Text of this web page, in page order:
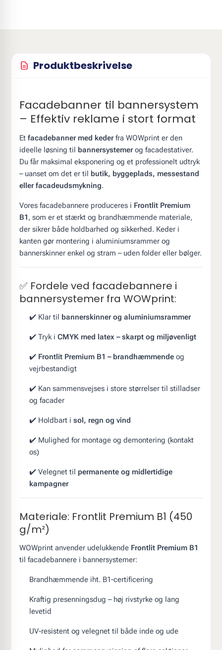
Produktbeskrivelse
Facadebanner til bannersystem
– Effektiv reklame i stort format
Etfacadebanner med keder fra WOWprint er den
ideelle løsning til bannersystemer og facadestativer.
Du får maksimal eksponering og et professionelt udtryk
– uanset om det er til butik, byggeplads, messestand
eller facadeudsmykning.
Vores facadebannere produceres i Frontlit Premium
B1, som er et stærkt og brandhæmmende materiale,
der sikrer både holdbarhed og sikkerhed. Keder i
kanten gør montering i aluminiumsrammer og
bannerskinner enkel og stram – uden folder eller bølger.
✅ Fordele ved facadebannere i
bannersystemer fra WOWprint:
✔️ Klar til bannerskinner og aluminiumsrammer
✔️ Tryk iCMYK med latex – skarpt og miljøvenligt
✔️ Frontlit Premium B1 – brandhæmmende og
vejrbestandigt
✔️ Kan sammensvejses i store størrelser til stilladser
og facader
✔️ Holdbart isol, regn og vind
✔️ Mulighed for montage og demontering (kontakt
os)
✔️ Velegnet til permanente og midlertidige
kampagner
Materiale: Frontlit Premium B1 (450
g/m²)
WOWprint anvender udelukkende Frontlit Premium B1
til facadebannere i bannersystemer:
Brandhæmmende iht. B1-certificering
Kraftig presenningsdug – høj rivstyrke og lang
levetid
UV-resistent og velegnet til både inde og ude